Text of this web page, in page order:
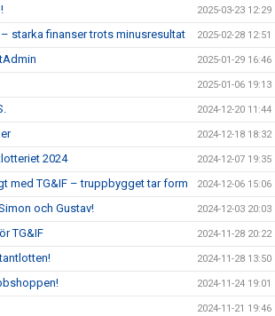
2025-03-23 12:29
starka finanser trots minusresultat 2025-02-28 12:51
2025-01-29 16:46
2025-01-06 19:13
2024-12-20 11:44
2024-12-18 18:32
2024 2024-12-07 19:35
med TG&IF – truppbygget tar form 2024-12-06 15:06
och Gustav! 2024-12-03 20:03
TG&IF 2024-11-28 20:22
2024-11-28 13:50
2024-11-24 19:01
2024-11-21 19:46